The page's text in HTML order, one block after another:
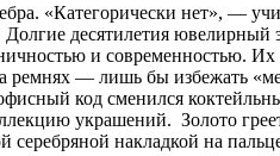
«Категорически нет», —
десятилетия ювелирный
и современностью.
ремнях — лишь бы избежать
код сменился
украшений. Золото
серебряной накладкой на